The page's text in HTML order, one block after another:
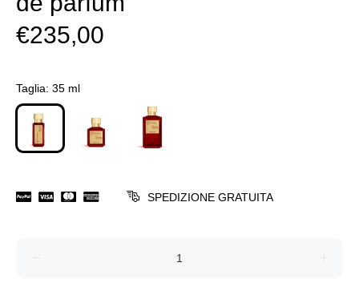
€235,00
Taglia: 35 ml
SPEDIZIONE GRATUITA